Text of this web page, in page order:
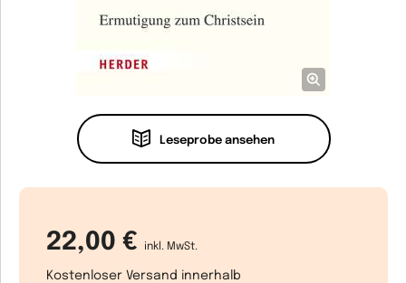
Leseprobe ansehen
22,00 € inkl. MwSt.
Kostenloser Versand innerhalb